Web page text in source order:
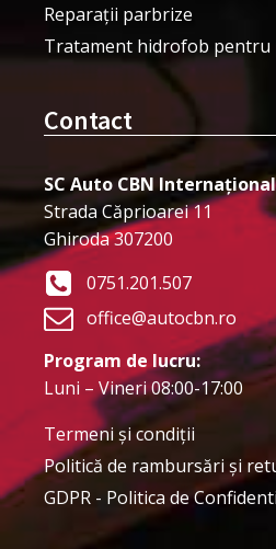
Reparații parbrize
Tratament hidrofob pentru
Contact
SC Auto CBN Internațional
Strada Căprioarei 11
Ghiroda 307200
0751.201.507
office@autocbn.ro
Program de lucru:
Luni – Vineri 08:00-17:00
Termeni şi condiţii
Politică de rambursări și
GDPR - Politica de